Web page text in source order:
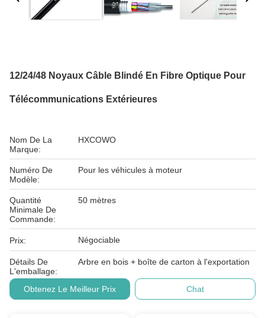
12/24/48 Noyaux Câble Blindé En Fibre Optique Pour
Télécommunications Extérieures
Nom De La
Marque:
HXCOWO
Numéro De
Modèle:
Pour les véhicules à moteur
Quantité
Minimale De
Commande:
50 mètres
Prix: Négociable
Détails De
L'emballage:
Arbre en bois + boîte de carton à l'exportation
Obtenez Le Meilleur Prix Chat